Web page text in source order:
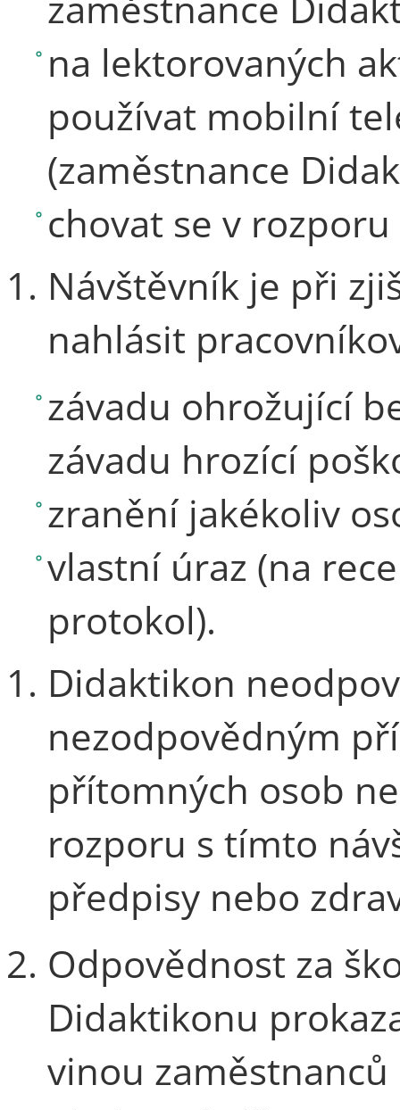
na lektorovaných
používat mobilní
(zaměstnance
chovat se v
Návštěvník je při
nahlásit
závadu ohrožující
závadu hrozící
zranění jakékoliv
vlastní úraz (na
protokol).
Didaktikon
nezodpovědným
přítomných osob
rozporu s tímto
předpisy nebo
Odpovědnost za
Didaktikonu
vinou